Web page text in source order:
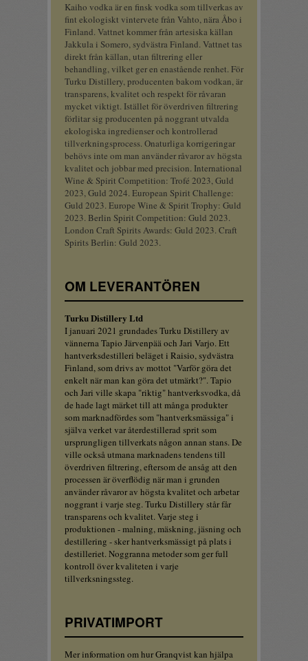
Kaiho vodka är en finsk vodka som tillverkas av
fint ekologiskt vintervete från Vahto, nära Åbo i
Finland. Vattnet kommer från artesiska källan
Jakkula i Somero, sydvästra Finland. Vattnet tas
direkt från källan, utan filtrering eller
behandling, vilket ger en enastående renhet. För
Turku Distillery, producenten bakom vodkan, är
transparens, kvalitet och respekt för råvaran
mycket viktigt. Istället för överdriven filtrering
förlitar sig producenten på noggrant utvalda
ekologiska ingredienser och kontrollerad
tillverkningsprocess. Onaturliga korrigeringar
behövs inte om man använder råvaror av högsta
kvalitet och jobbar med precision. International
Wine & Spirit Competition: Trofé 2023, Guld
2023, Guld 2024. European Spirit Challenge:
Guld 2023. Europe Wine & Spirit Trophy: Guld
2023. Berlin Spirit Competition: Guld 2023.
London Craft Spirits Awards: Guld 2023. Craft
Spirits Berlin: Guld 2023.
OM LEVERANTÖREN
Turku Distillery Ltd
I januari 2021 grundades Turku Distillery av
vännerna Tapio Järvenpää och Jari Varjo. Ett
hantverksdestilleri beläget i Raisio, sydvästra
Finland, som drivs av mottot "Varför göra det
enkelt när man kan göra det utmärkt?". Tapio
och Jari ville skapa "riktig" hantverksvodka, då
de hade lagt märket till att många produkter
som marknadfördes som "hantverksmässiga" i
själva verket var återdestillerad sprit som
ursprungligen tillverkats någon annan stans. De
ville också utmana marknadens tendens till
överdriven filtrering, eftersom de ansåg att den
processen är överflödig när man i grunden
använder råvaror av högsta kvalitet och arbetar
noggrant i varje steg. Turku Distillery står får
transparens och kvalitet. Varje steg i
produktionen - malning, mäskning, jäsning och
destillering - sker hantverksmässigt på plats i
destilleriet. Noggranna metoder som ger full
kontroll över kvaliteten i varje
tillverksningssteg.
PRIVATIMPORT
Mer information om hur Granqvist kan hjälpa